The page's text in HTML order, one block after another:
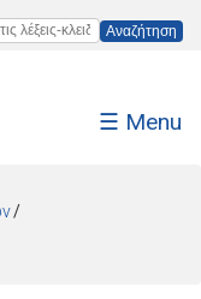
τις λέξεις-κλειδιά
☰ Menu